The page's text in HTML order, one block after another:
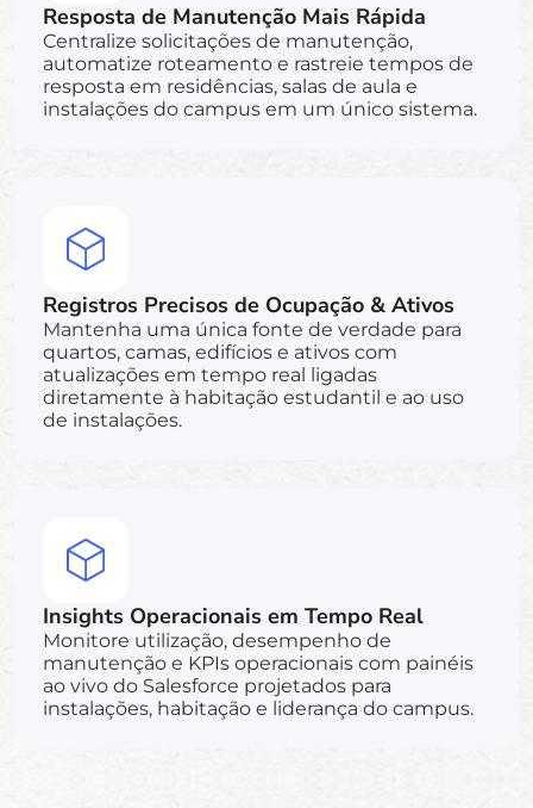
Resposta de Manutenção Mais Rápida
Centralize solicitações de manutenção,
automatize roteamento e rastreie tempos de
resposta em residências, salas de aula e
instalações do campus em um único sistema.
Registros Precisos de Ocupação & Ativos
Mantenha uma única fonte de verdade para
quartos, camas, edifícios e ativos com
atualizações em tempo real ligadas
diretamente à habitação estudantil e ao uso
de instalações.
Insights Operacionais em Tempo Real
Monitore utilização, desempenho de
manutenção e KPIs operacionais com painéis
ao vivo do Salesforce projetados para
instalações, habitação e liderança do campus.